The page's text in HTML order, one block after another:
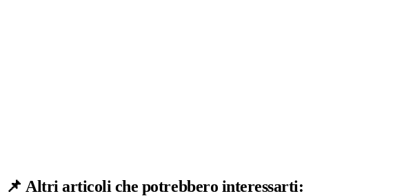
📌 Altri articoli che potrebbero interessarti: